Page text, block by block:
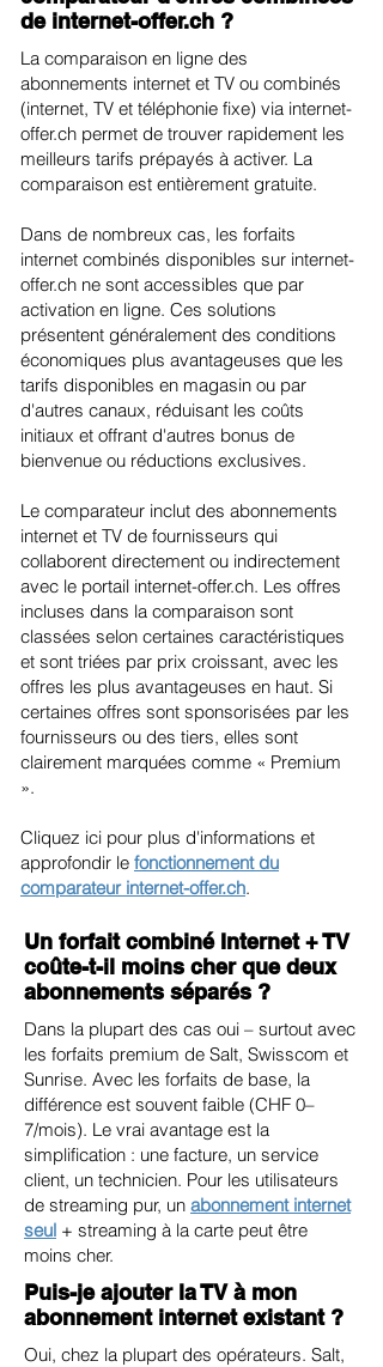
de internet-offer.ch ?
La comparaison en ligne des
abonnements internet et TV ou combinés
(internet, TV et téléphonie fixe) via internet-
offer.ch permet de trouver rapidement les
meilleurs tarifs prépayés à activer. La
comparaison est entièrement gratuite.
Dans de nombreux cas, les forfaits
internet combinés disponibles sur internet-
offer.ch ne sont accessibles que par
activation en ligne. Ces solutions
présentent généralement des conditions
économiques plus avantageuses que les
tarifs disponibles en magasin ou par
d'autres canaux, réduisant les coûts
initiaux et offrant d'autres bonus de
bienvenue ou réductions exclusives.
Le comparateur inclut des abonnements
internet et TV de fournisseurs qui
collaborent directement ou indirectement
avec le portail internet-offer.ch. Les offres
incluses dans la comparaison sont
classées selon certaines caractéristiques
et sont triées par prix croissant, avec les
offres les plus avantageuses en haut. Si
certaines offres sont sponsorisées par les
fournisseurs ou des tiers, elles sont
clairement marquées comme « Premium
».
Cliquez ici pour plus d'informations et
approfondir le fonctionnement du
comparateur internet-offer.ch.
Un forfait combiné Internet + TV
coûte-t-il moins cher que deux
abonnements séparés ?
Dans la plupart des cas oui – surtout avec
les forfaits premium de Salt, Swisscom et
Sunrise. Avec les forfaits de base, la
différence est souvent faible (CHF 0–
7/mois). Le vrai avantage est la
simplification : une facture, un service
client, un technicien. Pour les utilisateurs
de streaming pur, un abonnement internet
seul + streaming à la carte peut être
moins cher.
Puis-je ajouter la TV à mon
abonnement internet existant ?
Oui, chez la plupart des opérateurs. Salt,